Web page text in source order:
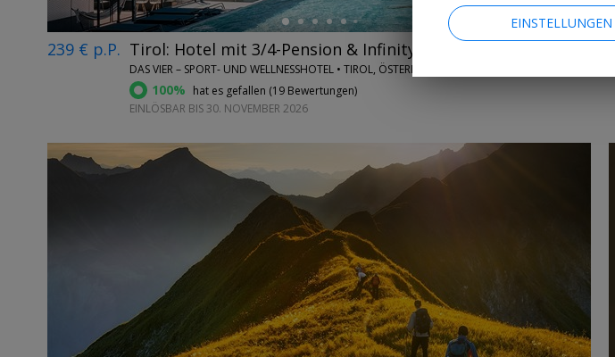
239 € p.P. Tirol: Hotel mit 3/4-Pension & Infinitypool
DAS VIER – SPORT- UND WELLNESSHOTEL • TIROL, ÖSTERREICH
100% hat es gefallen (19 Bewertungen)
EINLÖSBAR BIS 30. NOVEMBER 2026